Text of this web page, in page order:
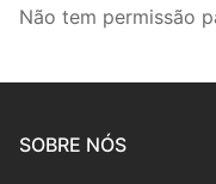
Partituras
Madeiras
Não tem permissão
SOBRE NÓS